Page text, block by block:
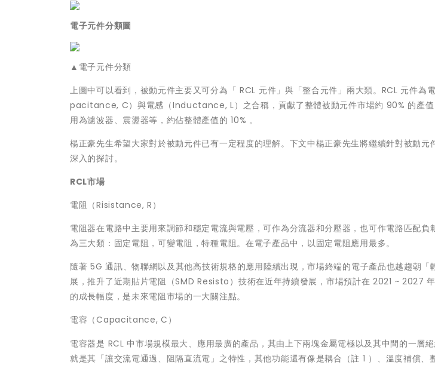
電子元件分類圖
▲電子元件分類
上圖中可以看到，被動元件主要又可分為「 RCL 元件」與「整合元件」兩大類。RCL 元件
pacitance, C）與電感（Inductance, L）之合稱，貢獻了整體被動元件市場約 90% 的產值
用為濾波器、震盪器等，約佔整體產值的 10% 。
楊正豪先生希望大家對於被動元件已有一定程度的理解。下文中楊正豪先生將繼續針對被動
深入的探討。
RCL市場
電阻（Risistance, R）
電阻器在電路中主要用來調節和穩定電流與電壓，可作為分流器和分壓器，也可作電路匹配負
為三大類：固定電阻，可變電阻，特種電阻。在電子產品中，以固定電阻應用最多。
隨著 5G 通訊、物聯網以及其他高技術規格的應用陸續出現，市場終端的電子產品也越趨朝「
展，推升了近期貼片電阻（SMD Resisto）技術在近年持續發展，市場預計在 2021 ~ 2027
的成長幅度，是未來電阻市場的一大關注點。
電容（Capacitance, C）
電容器是 RCL 中市場規模最大、應用最廣的產品，其由上下兩塊金屬電極以及其中間的一層
就是其「讓交流電通過、阻隔直流電」之特性，其他功能還有像是耦合（註 1 ）、溫度補償、